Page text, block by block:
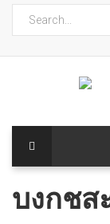
บงกชส